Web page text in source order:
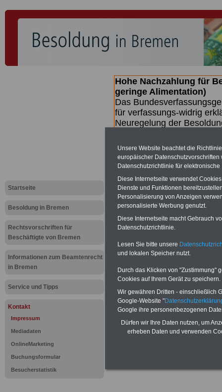
Startseite
Besoldung in Bremen
Rechtsvorschriften für
Beschäftigte von Bremen
Informationen zum Beamtenrecht
in Bremen
Service und Tipps
Kontakt
Impressum
Mediadaten
OnlineMarketing
Buchungsformular
Besucherstatistik
Hohe Nachzahlung für
geringe Alimentation)
Das
für verfassungs-widrig
Neuregelung der
Nachzahlungen
Beamtezwischen mind.
SERVICE gibt hierzu
dem Beschluss des
wird (wahrscheinlich im
Broschüre.
Impressum von besoldung-
{referenz:impressum_st}
Unsere Website beachtet die
europäischer
Datenschutzrichtlinie für
Diese Internetseite verwendet
Dienste und Funktionen
Personalisierung von Anzeigen
personalisierte Werbung genutzt.
Diese Internetseite macht Gebrauch
Datenschutzrichtlinie.
Lesen Sie bitte unsere
und lokalen Speicher nutzt.
Durch das Klicken von "Zustimmung"
Cookies auf Ihrem Gerät zu speichern.
Wir gewähren Dritten - einschließlich
Google-Website "
Google ihre personenbezogenen
Dürfen wir Ihre Daten nutzen, um
erheben Daten und verwenden